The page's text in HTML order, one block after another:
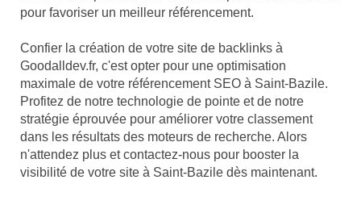
pour favoriser un meilleur référencement.
Confier la création de votre site de backlinks à
Goodalldev.fr, c'est opter pour une optimisation
maximale de votre référencement SEO à Saint-Bazile.
Profitez de notre technologie de pointe et de notre
stratégie éprouvée pour améliorer votre classement
dans les résultats des moteurs de recherche. Alors
n'attendez plus et contactez-nous pour booster la
visibilité de votre site à Saint-Bazile dès maintenant.